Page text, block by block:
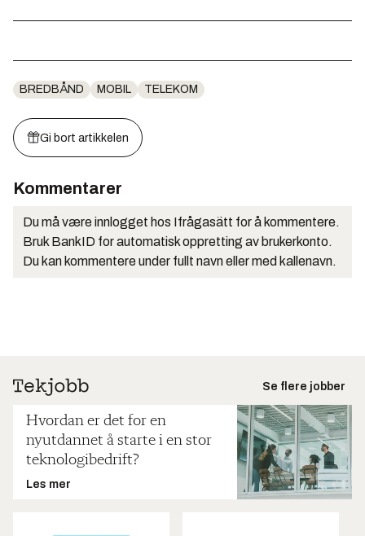
BREDBÅND MOBIL TELEKOM
Gi bort artikkelen
Kommentarer
Du må være innlogget hos Ifrågasätt for å kommentere.
Bruk BankID for automatisk oppretting av brukerkonto.
Du kan kommentere under fullt navn eller med kallenavn.
Se flere jobber
Hvordan er det for en
nyutdannet å starte i en stor
teknologibedrift?
Les mer